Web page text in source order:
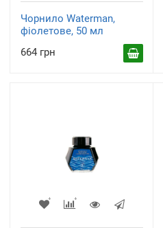
Чорнило Waterman,
фіолетове, 50 мл
664 грн